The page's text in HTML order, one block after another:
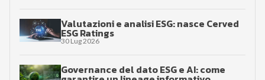
Valutazioni e analisi ESG: nasce Cerved
ESG Ratings
30 Lug 2026
Governance del dato ESG e AI: come